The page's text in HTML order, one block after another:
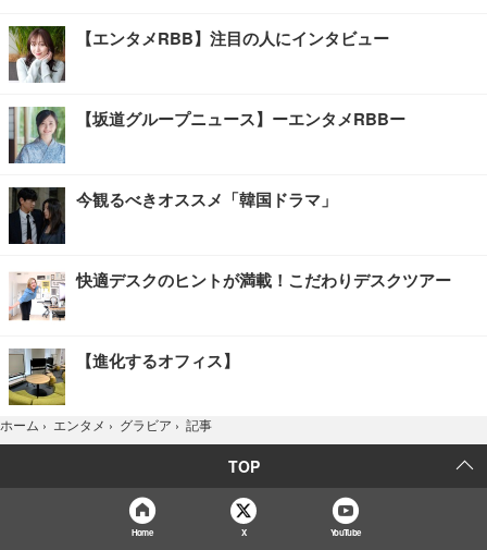
【エンタメRBB】注目の人にインタビュー
【坂道グループニュース】ーエンタメRBBー
今観るべきオススメ「韓国ドラマ」
快適デスクのヒントが満載！こだわりデスクツアー
【進化するオフィス】
ホーム › エンタメ › グラビア › 記事
TOP
Home X YouTube